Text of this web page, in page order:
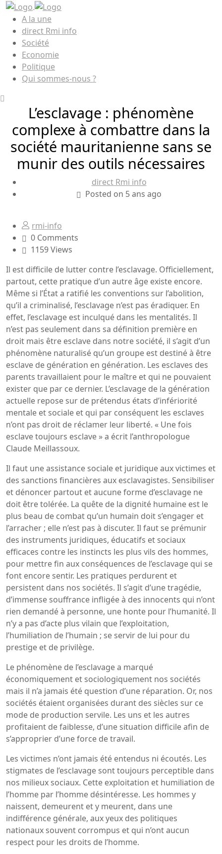
A la une
direct Rmi info
Société
Economie
Politique
Qui sommes-nous ?
L’esclavage : phénomène
complexe à combattre dans la
société mauritanienne sans se
munir des outils nécessaires
direct Rmi info
Posted on 5 ans ago
rmi-info
0 Comments
1159 Views
Il est difficile de lutter contre l’esclavage. Officiellement,
partout, cette pratique d’un autre âge existe encore.
Même si l’État a ratifié les conventions sur l’abolition,
qu’il a criminalisé, l’esclavage n’est pas éradiquer. En
effet, l’esclavage est inculqué dans les mentalités. Il
n’est pas seulement dans sa définition première en
droit mais être esclave dans notre société, il s’agit d’un
phénomène naturalisé qu’un groupe est destiné à être
esclave de génération en génération. Les esclaves des
parents travaillaient pour le maître et qui ne pouvaient
exister que par ce dernier. L’esclavage de la génération
actuelle repose sur de prétendus états d’infériorité
mentale et sociale et qui par conséquent les esclaves
n’ont pas droit de réclamer leur liberté. « Une fois
esclave toujours esclave » a écrit l’anthropologue
Claude Meillassoux.
Il faut une assistance sociale et juridique aux victimes et
des sanctions financières aux esclavagistes. Sensibiliser
et dénoncer partout et aucune forme d’esclavage ne
doit être tolérée. La quête de la dignité humaine est le
plus beau de combat qu’un humain doit s’engager et
l’arracher ; elle n’est pas à discuter. Il faut se prémunir
des instruments juridiques, éducatifs et sociaux
efficaces contre les instincts les plus vils des hommes,
pour mettre fin aux conséquences de l’esclavage qui se
font encore sentir. Les pratiques perdurent et
persistent dans nos sociétés. Il s’agit d’une tragédie,
d’immense souffrance infligée à des innocents qui n’ont
rien demandé à personne, une honte pour l’humanité. Il
n’y a pas d’acte plus vilain que l’exploitation,
l’humiliation de l’humain ; se servir de lui pour du
prestige et de privilège.
Le phénomène de l’esclavage a marqué
économiquement et sociologiquement nos sociétés
mais il n’a jamais été question d’une réparation. Or, nos
sociétés étaient organisées durant des siècles sur ce
mode de production servile. Les uns et les autres
profitaient de faiblesse, d’une situation difficile afin de
s’approprier d’une force de travail.
Les victimes n’ont jamais été entendus ni écoutés. Les
stigmates de l’esclavage sont toujours perceptible dans
nos milieux sociaux. Cette exploitation et humiliation de
l’homme par l’homme désintéresse. Les hommes y
naissent, demeurent et y meurent, dans une
indifférence générale, aux yeux des politiques
nationaux souvent corrompus et qui n’ont aucun
respect pour les droits de l’homme.